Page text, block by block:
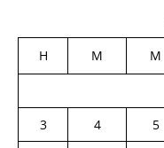
H M M
3
4 5